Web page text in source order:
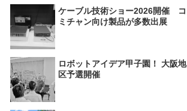
ケーブル技術ショー2026開催 コ
ミチャン向け製品が多数出展
ロボットアイデア甲子園！ 大阪地
区予選開催